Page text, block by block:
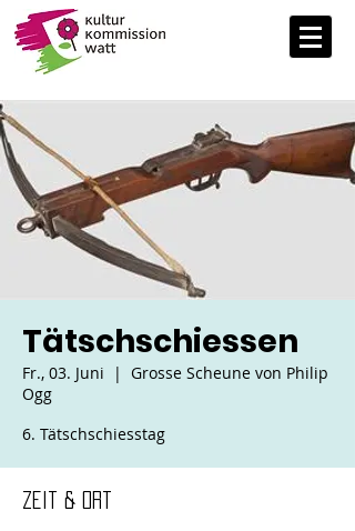
Tätschschiessen
Fr., 03. Juni
  |
Grosse Scheune von Philip
Ogg
6. Tätschschiesstag
Zeit & Ort